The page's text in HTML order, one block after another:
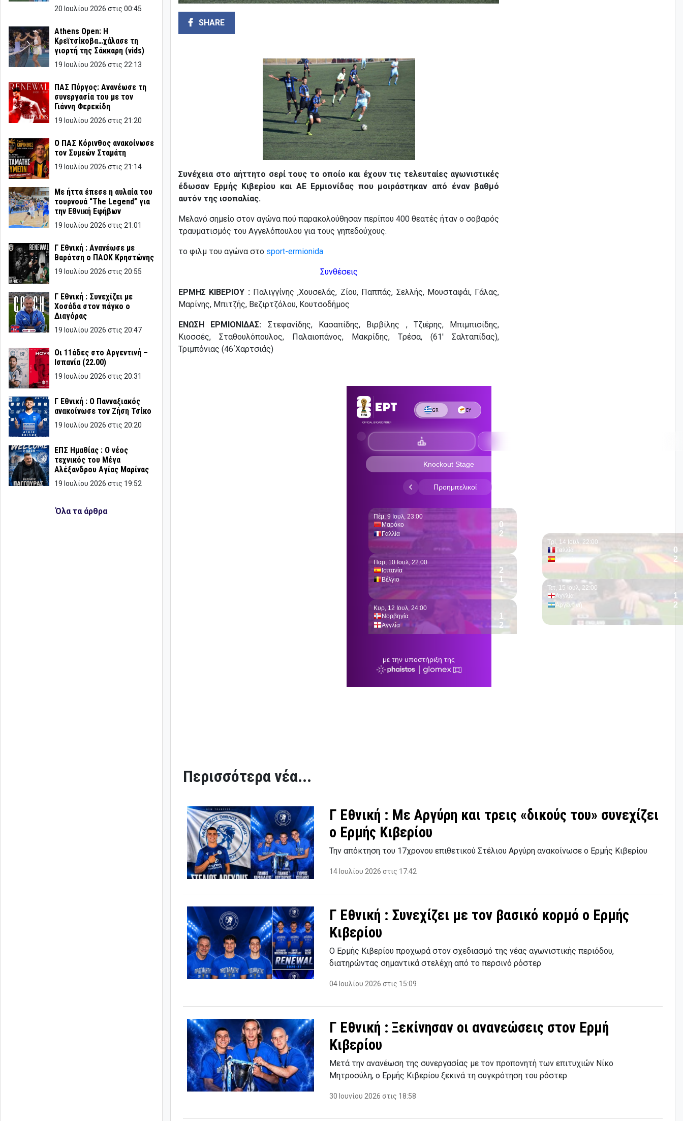
20 Ιουλίου 2026 στις 00:45
Athens Open: Η
Κρεϊτσίκοβα…χάλασε τη
γιορτή της Σάκκαρη (vids)
19 Ιουλίου 2026 στις 22:13
ΠΑΣ Πύργος: Ανανέωσε τη
συνεργασία του με τον
Γιάννη Φερεκίδη
19 Ιουλίου 2026 στις 21:20
Ο ΠΑΣ Κόρινθος ανακοίνωσε
τον Συμεών Σταμάτη
19 Ιουλίου 2026 στις 21:14
Με ήττα έπεσε η αυλαία του
τουρνουά “The Legend” για
την Εθνική Εφήβων
19 Ιουλίου 2026 στις 21:01
Γ Εθνική : Ανανέωσε με
Βαρότση ο ΠΑΟΚ Κρηστώνης
19 Ιουλίου 2026 στις 20:55
Γ Εθνική : Συνεχίζει με
Χοσάδα στον πάγκο ο
Διαγόρας
19 Ιουλίου 2026 στις 20:47
Οι 11άδες στο Αργεντινή –
Ισπανία (22.00)
19 Ιουλίου 2026 στις 20:31
Γ Εθνική : Ο Πανναξιακός
ανακοίνωσε τον Ζήση Τσίκο
19 Ιουλίου 2026 στις 20:20
ΕΠΣ Ημαθίας : Ο νέος
τεχνικός του Μέγα
Αλέξανδρου Αγίας Μαρίνας
19 Ιουλίου 2026 στις 19:52
Όλα τα άρθρα
SHARE
Συνέχεια στο αήττητο σερί τους το οποίο και έχουν τις τελευταίες αγωνιστικές
έδωσαν Ερμής Κιβερίου και ΑΕ Ερμιονίδας που μοιράστηκαν από έναν βαθμό
αυτόν της ισοπαλίας.
Μελανό σημείο στον αγώνα πού παρακολούθησαν περίπου 400 θεατές ήταν ο σοβαρός
τραυματισμός του Αγγελόπουλου για τους γηπεδούχους.
το φιλμ του αγώνα στο sport-ermionida
Συνθέσεις
ΕΡΜΗΣ ΚΙΒΕΡΙΟΥ :Παλιγγίνης ,Χουσελάς, Ζίου, Παππάς, Σελλής, Μουσταφάι, Γάλας,
Μαρίνης, Μπιτζής, Βεζιρτζόλου, Κουτσοδήμος
ΕΝΩΣΗ ΕΡΜΙΟΝΙΔΑΣ: Στεφανίδης, Κασαπίδης, Βιρβίλης , Τζιέρης, Μπιμπισίδης,
Κιοσσές, Σταθουλόπουλος, Παλαιοπάνος, Μακρίδης, Tρέσα, (61′ Σαλταπίδας),
Τριμπόνιας (46΄Χαρτσιάς)
Περισσότερα νέα...
Γ Εθνική : Με Αργύρη και τρεις «δικούς του» συνεχίζει
ο Ερμής Κιβερίου
Την απόκτηση του 17χρονου επιθετικού Στέλιου Αργύρη ανακοίνωσε ο Ερμής Κιβερίου
14 Ιουλίου 2026 στις 17:42
Γ Εθνική : Συνεχίζει με τον βασικό κορμό ο Ερμής
Κιβερίου
Ο Ερμής Κιβερίου προχωρά στον σχεδιασμό της νέας αγωνιστικής περιόδου,
διατηρώντας σημαντικά στελέχη από το περσινό ρόστερ
04 Ιουλίου 2026 στις 15:09
Γ Εθνική : Ξεκίνησαν οι ανανεώσεις στον Ερμή
Κιβερίου
Μετά την ανανέωση της συνεργασίας με τον προπονητή των επιτυχιών Νίκο
Μητροσύλη, ο Ερμής Κιβερίου ξεκινά τη συγκρότηση του ρόστερ
30 Ιουνίου 2026 στις 18:58